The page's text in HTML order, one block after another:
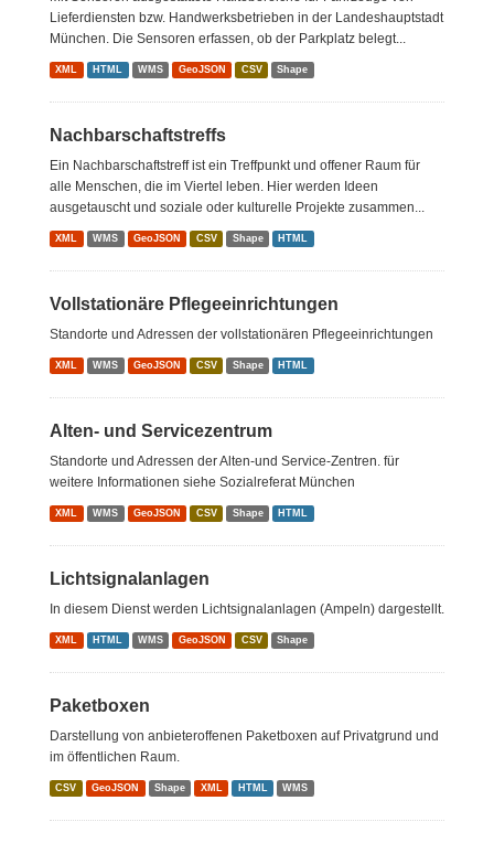
Lieferdiensten bzw. Handwerksbetrieben in der Landeshauptstadt
München. Die Sensoren erfassen, ob der Parkplatz belegt...
XML HTML WMS GeoJSON CSV Shape
Nachbarschaftstreffs
Ein Nachbarschaftstreff ist ein Treffpunkt und offener Raum für
alle Menschen, die im Viertel leben. Hier werden Ideen
ausgetauscht und soziale oder kulturelle Projekte zusammen...
XML WMS GeoJSON CSV Shape HTML
Vollstationäre Pflegeeinrichtungen
Standorte und Adressen der vollstationären Pflegeeinrichtungen
XML WMS GeoJSON CSV Shape HTML
Alten- und Servicezentrum
Standorte und Adressen der Alten-und Service-Zentren. für
weitere Informationen siehe Sozialreferat München
XML WMS GeoJSON CSV Shape HTML
Lichtsignalanlagen
In diesem Dienst werden Lichtsignalanlagen (Ampeln) dargestellt.
XML HTML WMS GeoJSON CSV Shape
Paketboxen
Darstellung von anbieteroffenen Paketboxen auf Privatgrund und
im öffentlichen Raum.
CSV GeoJSON Shape XML HTML WMS